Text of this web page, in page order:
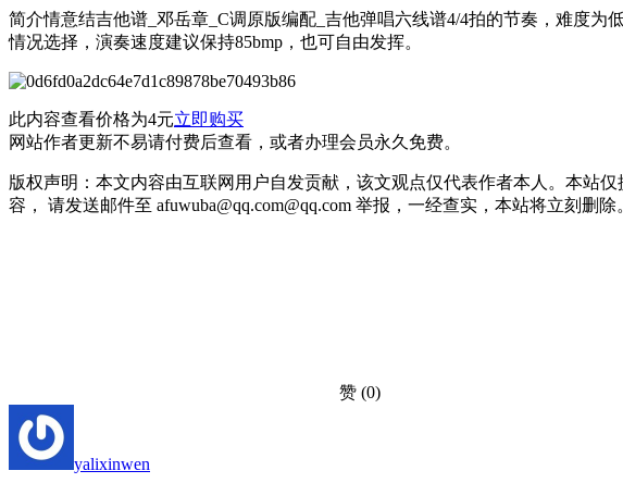
简介情意结吉他谱_邓岳章_C调原版编配_吉他弹唱六线谱4/4拍的节奏，难度
情况选择，演奏速度建议保持85bmp，也可自由发挥。
此内容查看价格为4元立即购买
网站作者更新不易请付费后查看，或者办理会员永久免费。
版权声明：本文内容由互联网用户自发贡献，该文观点仅代表作者本人。本站
容， 请发送邮件至 afuwuba@qq.com@qq.com 举报，一经查实，本站将立刻删
赞 (0)
yalixinwen